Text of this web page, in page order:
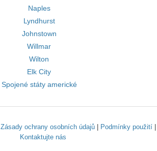
Naples
Lyndhurst
Johnstown
Willmar
Wilton
Elk City
Spojené státy americké
Zásady ochrany osobních údajů| Podmínky použití|
Kontaktujte nás